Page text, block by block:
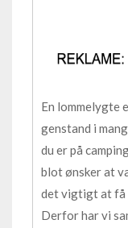
En lommelygte
genstand i
du er på
blot ønsker at
det vigtigt at få
Derfor har vi